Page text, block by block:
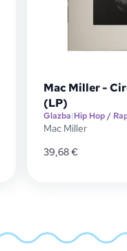
Mac Miller -
(LP)
Glazba|Hip Hop /
Mac Miller
39,68€